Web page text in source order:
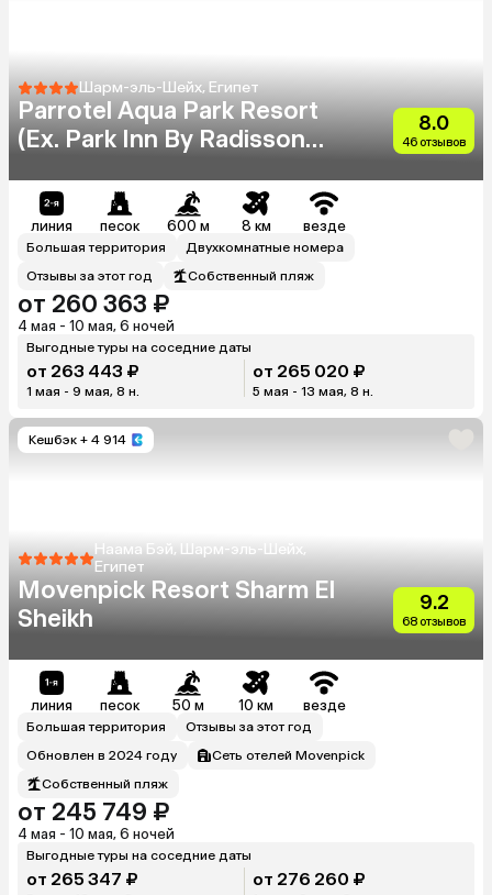
Шарм-эль-Шейх, Египет
Parrotel Aqua Park Resort
(Ex. Park Inn By Radisson
8.0
46 отзывов
линия песок 600 м 8 км везде
Большая территория
Двухкомнатные номера
Отзывы за этот год
Собственный пляж
от 260 363 ₽
4 мая - 10 мая, 6 ночей
Выгодные туры на соседние даты
от 263 443 ₽
1 мая - 9 мая, 8 н.
от 265 020 ₽
5 мая - 13 мая, 8 н.
Кешбэк + 4 914
Наама Бэй, Шарм-эль-Шейх,
Египет
Movenpick Resort Sharm El
Sheikh
9.2
68 отзывов
линия песок 50 м 10 км везде
Большая территория
Отзывы за этот год
Обновлен в 2024 году
Сеть отелей Movenpick
Собственный пляж
от 245 749 ₽
4 мая - 10 мая, 6 ночей
Выгодные туры на соседние даты
от 265 347 ₽ от 276 260 ₽